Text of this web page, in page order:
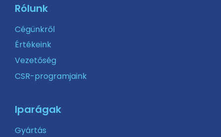
Rólunk
Cégünkről
Értékeink
Vezetőség
CSR-programjaink
Iparágak
Gyártás